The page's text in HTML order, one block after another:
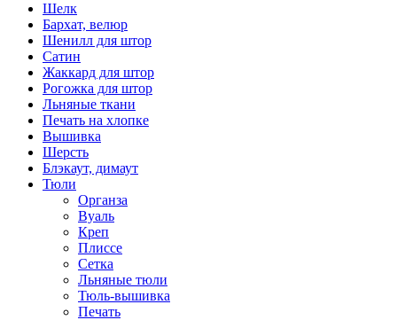
Шелк
Бархат, велюр
Шенилл для штор
Сатин
Жаккард для штор
Рогожка для штор
Льняные ткани
Печать на хлопке
Вышивка
Шерсть
Блэкаут, димаут
Тюли
Органза
Вуаль
Креп
Плиссе
Сетка
Льняные тюли
Тюль-вышивка
Печать